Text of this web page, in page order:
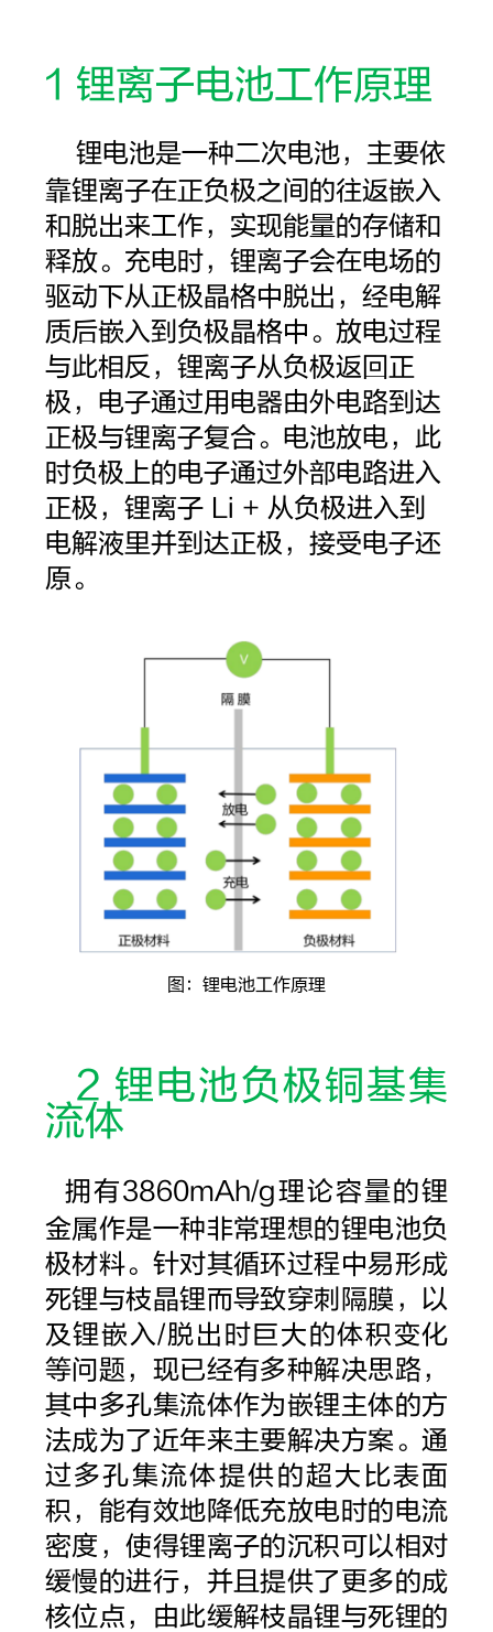
1 锂离子电池工作原理
锂电池是一种二次电池，主要依
靠锂离子在正负极之间的往返嵌入
和脱出来工作，实现能量的存储和
释放。充电时，锂离子会在电场的
驱动下从正极晶格中脱出，经电解
质后嵌入到负极晶格中。放电过程
与此相反，锂离子从负极返回正
极，电子通过用电器由外电路到达
正极与锂离子复合。电池放电，此
时负极上的电子通过外部电路进入
正极，锂离子 Li + 从负极进入到
电解液里并到达正极，接受电子还
原。
图：锂电池工作原理
2 锂电池负极铜基集
流体
拥有3860mAh/g理论容量的锂
金属作是一种非常理想的锂电池负
极材料。针对其循环过程中易形成
死锂与枝晶锂而导致穿刺隔膜，以
及锂嵌入/脱出时巨大的体积变化
等问题，现已经有多种解决思路，
其中多孔集流体作为嵌锂主体的方
法成为了近年来主要解决方案。通
过多孔集流体提供的超大比表面
积，能有效地降低充放电时的电流
密度，使得锂离子的沉积可以相对
缓慢的进行，并且提供了更多的成
核位点，由此缓解枝晶锂与死锂的